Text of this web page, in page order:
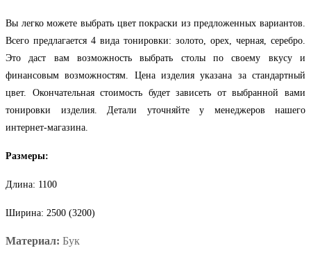
Вы легко можете выбрать цвет покраски из предложенных вариантов.
Всего предлагается 4 вида тонировки: золото, орех, черная, серебро.
Это даст вам возможность выбрать столы по своему вкусу и
финансовым возможностям. Цена изделия указана за стандартный
цвет. Окончательная стоимость будет зависеть от выбранной вами
тонировки изделия. Детали уточняйте у менеджеров нашего
интернет-магазина.
Размеры:
Длина: 1100
Ширина: 2500 (3200)
Материал: Бук